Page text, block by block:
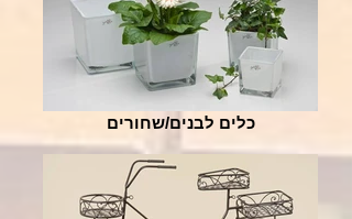
כלים לבנים/שחורים